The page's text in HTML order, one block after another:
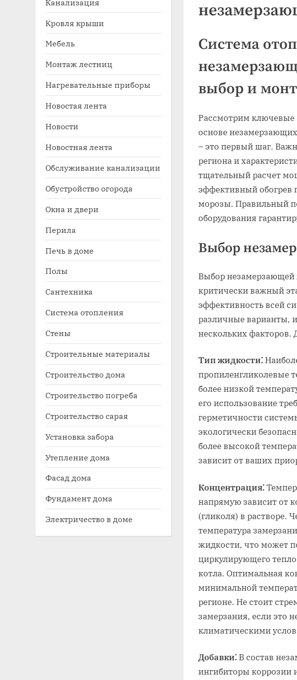
sub-
Система
выбор и
Рассмотрим ключевые
основе
– это первый шаг.
региона и
тщательный расчет
эффективный
морозы. Правильный
оборудования
Выбор
Выбор незамерзающей
критически важный
эффективность всей
различные варианты,
нескольких факторов.
Тип жидкости⁚
пропиленгликолевые
более низкой
его использование
герметичности
экологически
более высокой
зависит от ваших
Концентрация⁚
напрямую зависит от
(гликоля) в растворе.
температура
жидкости, что может
циркулирующего
котла. Оптимальная
минимальной
регионе. Не стоит
замерзания, если это
климатическими
Добавки⁚ В состав
ингибиторы коррозии
Кровля крыши
Мебель
Монтаж лестниц
Нагревательные приборы
Новостая лента
Новости
Новостная лента
Обслуживание канализации
Обустройство огорода
Окна и двери
Перила
Печь в доме
Полы
Сантехника
Система отопления
Стены
Строительные материалы
Строительство дома
Строительство погреба
Строительство сарая
Установка забора
Утепление дома
Фасад дома
Фундамент дома
Электричество в доме